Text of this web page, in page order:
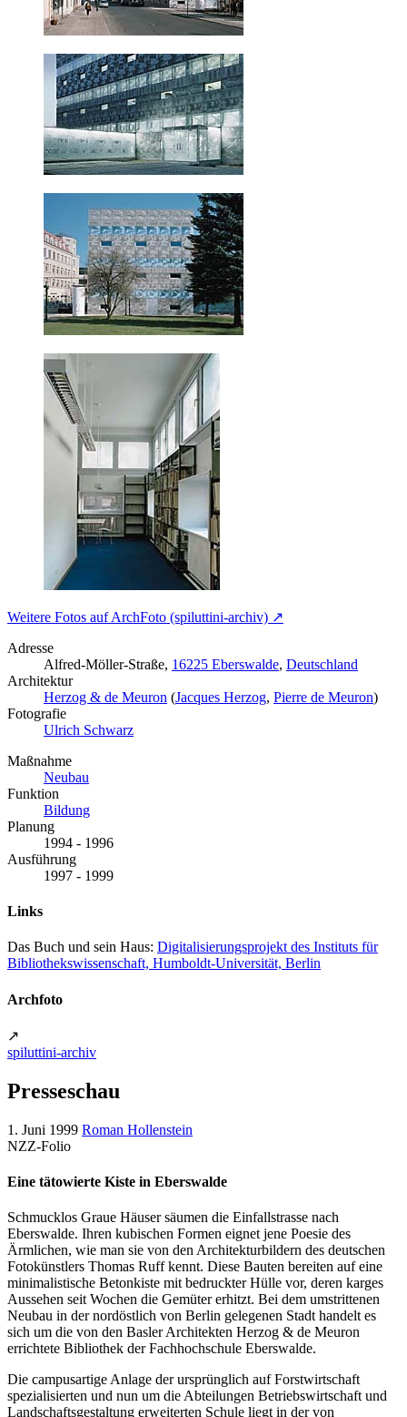
Weitere Fotos auf ArchFoto (spiluttini-archiv) ↗
Adresse
Alfred-Möller-Straße, 16225 Eberswalde, Deutschland
Architektur
Herzog & de Meuron (Jacques Herzog, Pierre de Meuron)
Fotografie
Ulrich Schwarz
Maßnahme
Neubau
Funktion
Bildung
Planung
1994 - 1996
Ausführung
1997 - 1999
Links
Das Buch und sein Haus: Digitalisierungsprojekt des Instituts für
Bibliothekswissenschaft, Humboldt-Universität, Berlin
Archfoto
↗
spiluttini-archiv
Presseschau
1. Juni 1999 Roman Hollenstein
NZZ-Folio
Eine tätowierte Kiste in Eberswalde
Schmucklos Graue Häuser säumen die Einfallstrasse nach
Eberswalde. Ihren kubischen Formen eignet jene Poesie des
Ärmlichen, wie man sie von den Architekturbildern des deutschen
Fotokünstlers Thomas Ruff kennt. Diese Bauten bereiten auf eine
minimalistische Betonkiste mit bedruckter Hülle vor, deren karges
Aussehen seit Wochen die Gemüter erhitzt. Bei dem umstrittenen
Neubau in der nordöstlich von Berlin gelegenen Stadt handelt es
sich um die von den Basler Architekten Herzog & de Meuron
errichtete Bibliothek der Fachhochschule Eberswalde.
Die campusartige Anlage der ursprünglich auf Forstwirtschaft
spezialisierten und nun um die Abteilungen Betriebswirtschaft und
Landschaftsgestaltung erweiterten Schule liegt in der von